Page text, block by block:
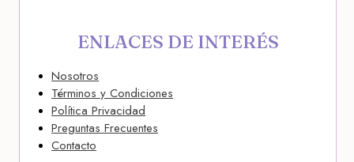
ENLACES DE INTERÉS
Nosotros
Términos y Condiciones
Política Privacidad
Preguntas Frecuentes
Contacto